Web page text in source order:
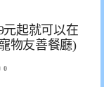
元起就可以在
物友善餐廳)
0